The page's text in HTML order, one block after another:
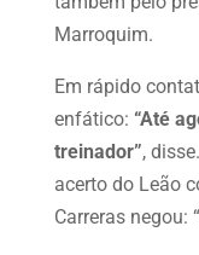
Marroquim.
Em rápido
enfático: “Até
treinador”,
acerto do Leão
Carreras negou: “